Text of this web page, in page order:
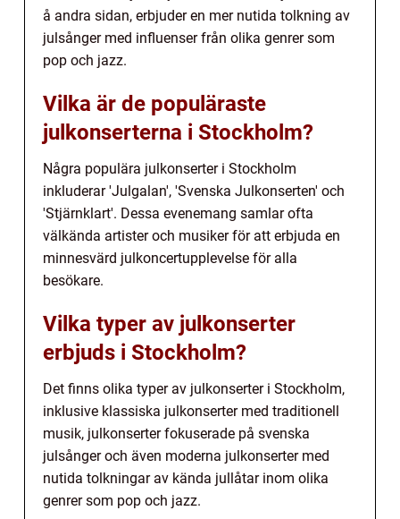
å andra sidan, erbjuder en mer nutida tolkning av
julsånger med influenser från olika genrer som
pop och jazz.
Vilka är de populäraste
julkonserterna i Stockholm?
Några populära julkonserter i Stockholm
inkluderar 'Julgalan', 'Svenska Julkonserten' och
'Stjärnklart'. Dessa evenemang samlar ofta
välkända artister och musiker för att erbjuda en
minnesvärd julkoncertupplevelse för alla
besökare.
Vilka typer av julkonserter
erbjuds i Stockholm?
Det finns olika typer av julkonserter i Stockholm,
inklusive klassiska julkonserter med traditionell
musik, julkonserter fokuserade på svenska
julsånger och även moderna julkonserter med
nutida tolkningar av kända jullåtar inom olika
genrer som pop och jazz.